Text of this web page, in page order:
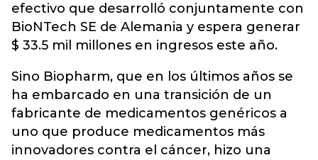
efectivo que desarrolló conjuntamente con
BioNTech SE de Alemania y espera generar
$ 33.5 mil millones en ingresos este año.
Sino Biopharm, que en los últimos años se
ha embarcado en una transición de un
fabricante de medicamentos genéricos a
uno que produce medicamentos más
innovadores contra el cáncer, hizo una